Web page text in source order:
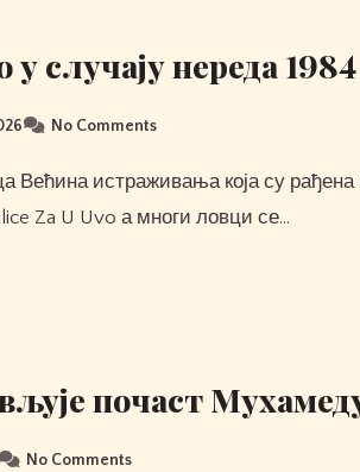
у случају нереда 1984
No Comments
Za U Uvo а многи ловци се…
почаст
No Comments